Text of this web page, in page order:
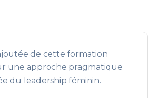
de cette formation
une approche pragmatique
du leadership féminin.